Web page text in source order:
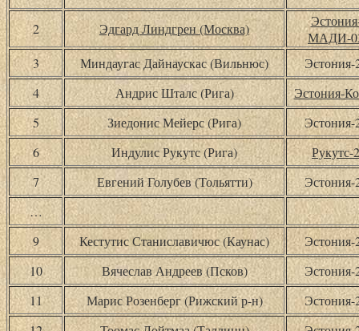
2 Эдгард Линдгрен (Москва)
МАДИ-
3
Миндаугас Дайнаускас (Вильнюс)
Эстония-
4
Андрис Шталс (Рига)
Эстония-
5
Зиедонис Мейерс (Рига)
Эстония-
6
Индулис Рукутс (Рига)
Рукутс-2
7
Евгений Голубев (Тольятти)
Эстония-
…
9
Кестутис Станиславичюс (Каунас)
Эстония-
10
Вячеслав Андреев (Псков)
Эстония-
11
Марис Розенберг (Рижский р-н)
Эстония-